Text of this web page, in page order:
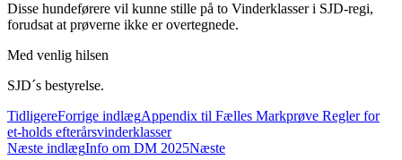
Disse hundeførere vil kunne stille på to Vinderklasser i SJD-regi,
forudsat at prøverne ikke er overtegnede.
Med venlig hilsen
SJD´s bestyrelse.
TidligereForrige indlægAppendix til Fælles Markprøve Regler for
et-holds efterårsvinderklasser
Næste indlægInfo om DM 2025Næste